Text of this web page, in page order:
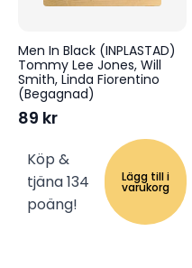
Men In Black (INPLASTAD)
Tommy Lee Jones, Will
Smith, Linda Fiorentino
(Begagnad)
89 kr
Köp &
tjäna 134
poäng!
Lägg till i
varukorg